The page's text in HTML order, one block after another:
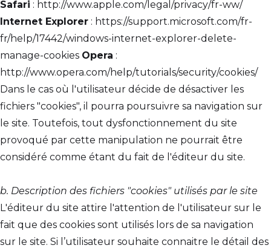
Safari : http://www.apple.com/legal/privacy/fr-ww/
Internet Explorer : https://support.microsoft.com/fr-
fr/help/17442/windows-internet-explorer-delete-
manage-cookies Opera :
http://www.opera.com/help/tutorials/security/cookies/
Dans le cas où l'utilisateur décide de désactiver les
fichiers "cookies", il pourra poursuivre sa navigation sur
le site. Toutefois, tout dysfonctionnement du site
provoqué par cette manipulation ne pourrait être
considéré comme étant du fait de l'éditeur du site.
b. Description des fichiers "cookies" utilisés par le site
L'éditeur du site attire l'attention de l'utilisateur sur le
fait que des cookies sont utilisés lors de sa navigation
sur le site. Si l’utilisateur souhaite connaitre le détail des